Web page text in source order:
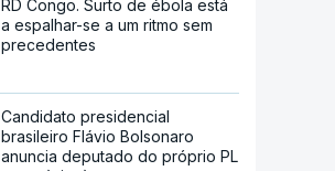
RD Congo. Surto de ébola está
a espalhar-se a um ritmo sem
precedentes
Candidato presidencial
brasileiro Flávio Bolsonaro
anuncia deputado do próprio PL